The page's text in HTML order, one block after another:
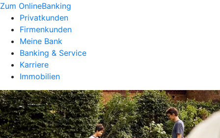
Zum OnlineBanking
Privatkunden
Firmenkunden
Meine Bank
Banking & Service
Karriere
Immobilien